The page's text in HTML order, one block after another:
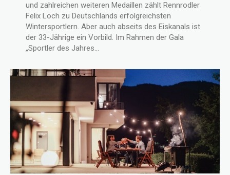
und zahlreichen weiteren Medaillen zählt Rennrodler
Felix Loch zu Deutschlands erfolgreichsten
Wintersportlern. Aber auch abseits des Eiskanals ist
der 33-Jährige ein Vorbild. Im Rahmen der Gala
„Sportler des Jahres...